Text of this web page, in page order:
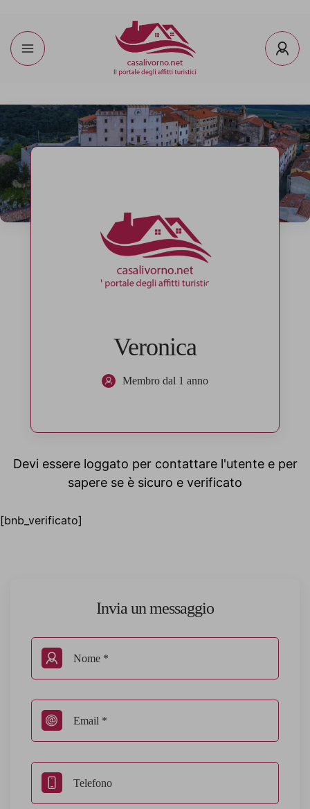
Veronica
Membro dal 1 anno
Devi essere loggato per contattare l'utente e per
sapere se è sicuro e verificato
[bnb_verificato]
Invia un messaggio